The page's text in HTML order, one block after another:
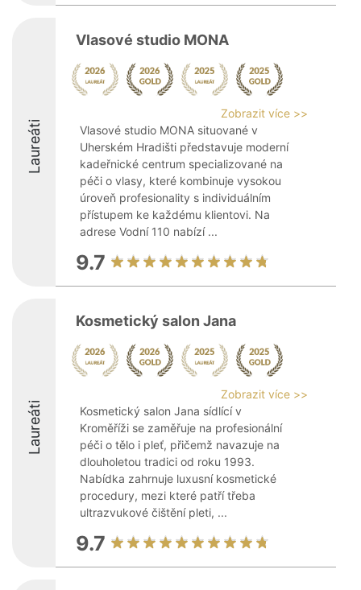
Laureáti
Vlasové studio MONA
Zobrazit více >>
Vlasové studio MONA situované v
Uherském Hradišti představuje moderní
kadeřnické centrum specializované na
péči o vlasy, které kombinuje vysokou
úroveň profesionality s individuálním
přístupem ke každému klientovi. Na
adrese Vodní 110 nabízí ...
9.7
Laureáti
Kosmetický salon Jana
Zobrazit více >>
Kosmetický salon Jana sídlící v
Kroměříži se zaměřuje na profesionální
péči o tělo i pleť, přičemž navazuje na
dlouholetou tradici od roku 1993.
Nabídka zahrnuje luxusní kosmetické
procedury, mezi které patří třeba
ultrazvukové čištění pleti, ...
9.7